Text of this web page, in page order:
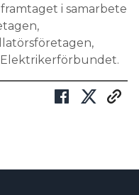
i samarbete
Elektrikerförbundet.